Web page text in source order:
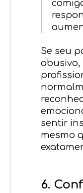
Se seu
abusivo,
sentir
mesmo
6.